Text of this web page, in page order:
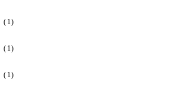
(1)
(1)
(1)